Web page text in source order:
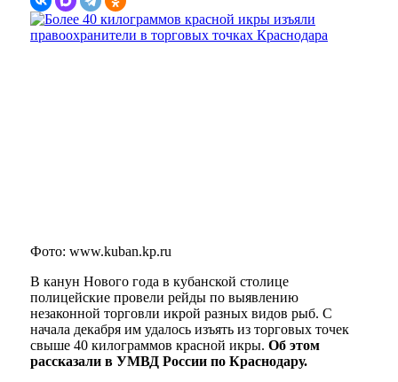
Фото: www.kuban.kp.ru
В канун Нового года в кубанской столице
полицейские провели рейды по выявлению
незаконной торговли икрой разных видов рыб. С
начала декабря им удалось изъять из торговых точек
свыше 40 килограммов красной икры. Об этом
рассказали в УМВД России по Краснодару.